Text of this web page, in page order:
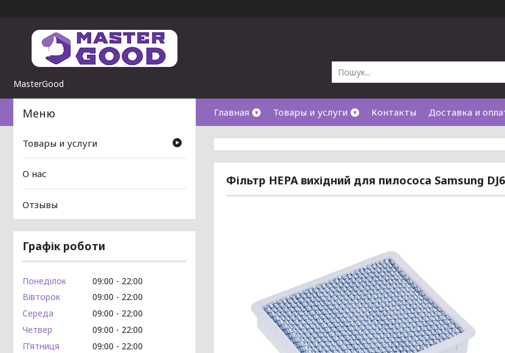
MasterGood
Главная Товары и услуги Контакты Доставка и
Фільтр НЕРА вихідний для пилососа Samsung
Товары и услуги
О нас
Отзывы
Графік роботи
Понеділок 09:00
22:00
Вівторок
09:00
22:00
Середа
09:00
22:00
Четвер
09:00
22:00
Пʼятниця
09:00
22:00